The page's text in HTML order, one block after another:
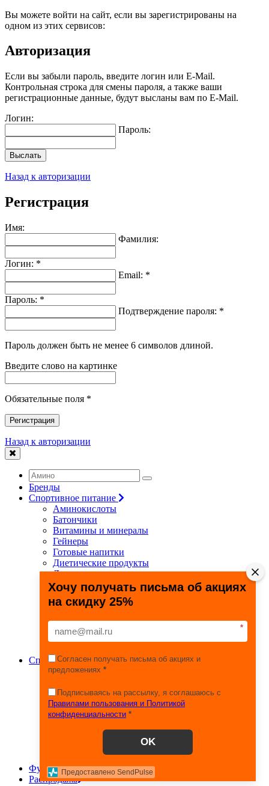
Вы можете войти на сайт, если вы зарегистрированы на
одном из этих сервисов:
Авторизация
Если вы забыли пароль, введите логин или E-Mail.
Контрольная строка для смены пароля, а также ваши
регистрационные данные, будут высланы вам по E-Mail.
Логин:
Пароль:
Выслать
Назад к авторизации
Регистрация
Имя:
Фамилия:
Логин: *
Email: *
Пароль: *
Подтверждение пароля: *
Пароль должен быть не менее 6 символов длиной.
Введите слово на картинке
Обязательные поля *
Регистрация
Назад к авторизации
Бренды
Спортивное питание
Аминокислоты
Батончики
Витамины и минералы
Гейнеры
Готовые напитки
Диетические продукты
Для связок и суставов
Жиросжигатели
Здоровье и долголетие
Креатин
Специальные препараты
Спецпредложения
Спортивные товары
Фитнес, йога, пилатес
Игровые виды спорта
Единоборства
Турники
Сопутствующие товары
Шейкеры, бутылки, контейнеры
Футбол
Распродажа
Хочу получать письма об акциях
на скидку 25%
*
Согласен получать письма об акциях и
предложениях *
Подписываясь на рассылку, я соглашаюсь с
Правилами пользования и Политикой
конфиденциальности *
OK
Предоставлено SendPulse